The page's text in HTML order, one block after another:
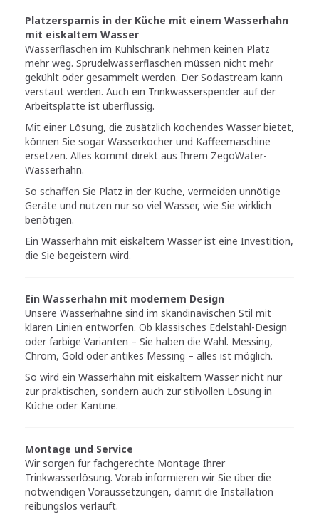
Platzersparnis in der Küche mit einem Wasserhahn
mit eiskaltem Wasser
Wasserflaschen im Kühlschrank nehmen keinen Platz
mehr weg. Sprudelwasserflaschen müssen nicht mehr
gekühlt oder gesammelt werden. Der Sodastream kann
verstaut werden. Auch ein Trinkwasserspender auf der
Arbeitsplatte ist überflüssig.
Mit einer Lösung, die zusätzlich kochendes Wasser bietet,
können Sie sogar Wasserkocher und Kaffeemaschine
ersetzen. Alles kommt direkt aus Ihrem ZegoWater-
Wasserhahn.
So schaffen Sie Platz in der Küche, vermeiden unnötige
Geräte und nutzen nur so viel Wasser, wie Sie wirklich
benötigen.
Ein Wasserhahn mit eiskaltem Wasser ist eine Investition,
die Sie begeistern wird.
Ein Wasserhahn mit modernem Design
Unsere Wasserhähne sind im skandinavischen Stil mit
klaren Linien entworfen. Ob klassisches Edelstahl-Design
oder farbige Varianten – Sie haben die Wahl. Messing,
Chrom, Gold oder antikes Messing – alles ist möglich.
So wird ein Wasserhahn mit eiskaltem Wasser nicht nur
zur praktischen, sondern auch zur stilvollen Lösung in
Küche oder Kantine.
Montage und Service
Wir sorgen für fachgerechte Montage Ihrer
Trinkwasserlösung. Vorab informieren wir Sie über die
notwendigen Voraussetzungen, damit die Installation
reibungslos verläuft.